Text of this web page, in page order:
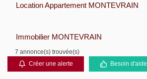
Location Appartement MONTEVRAIN
Immobilier MONTEVRAIN
7 annonce(s) trouvée(s)
Créer une alerte
Besoin d'aide